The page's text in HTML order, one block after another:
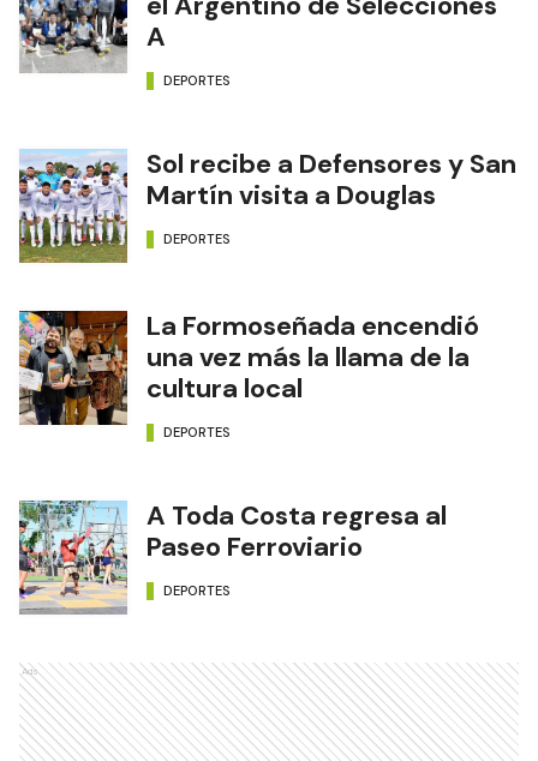
A
DEPORTES
Sol recibe a Defensores y San
Martín visita a Douglas
DEPORTES
La Formoseñada encendió
una vez más la llama de la
cultura local
DEPORTES
A Toda Costa regresa al
Paseo Ferroviario
DEPORTES
Ads